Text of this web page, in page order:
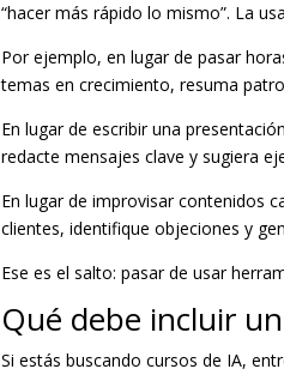
“hacer más rápido lo mismo”. La
Por ejemplo, en lugar de pasar
temas en crecimiento, resuma
En lugar de escribir una
redacte mensajes clave y sugiera
En lugar de improvisar contenidos
clientes, identifique objeciones y
Ese es el salto: pasar de usar
Qué debe incluir
Si estás buscando cursos de IA,